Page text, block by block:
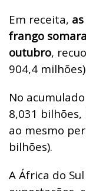
Em receita,
frango
outubro,
904,4
No
8,031 bilhões,
ao mesmo
bilhões).
A África do